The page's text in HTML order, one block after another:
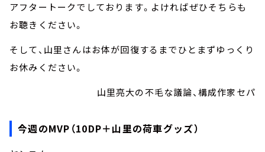
アフタートークでしております。よければぜひそちらも
お聴きください。
そして、山里さんはお体が回復するまでひとまずゆっくり
お休みください。
山里亮大の不毛な議論、構成作家セパ
今週のMVP（10DP＋山里の荷車グッズ）